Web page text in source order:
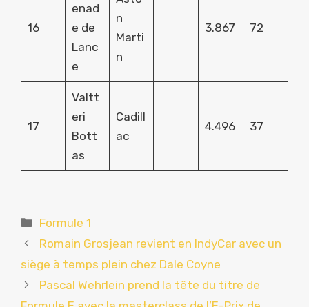
16
enad
e de
Lanc
e
n
Marti
n
3.867 72
17
Valtt
eri
Bott
as
Cadill
ac
4.496 37
Catégories
Formule 1
Romain Grosjean revient en IndyCar avec un
siège à temps plein chez Dale Coyne
Pascal Wehrlein prend la tête du titre de